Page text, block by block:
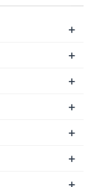
+
+
+
+
+
+